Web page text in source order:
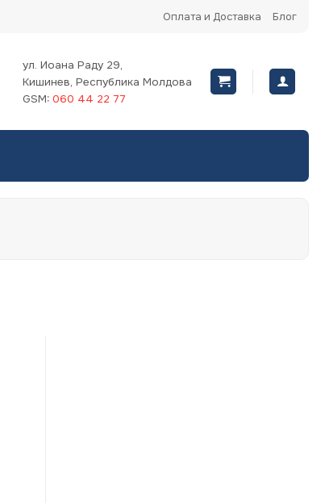
Оплата и Доставка Блог
ул. Иоана Раду 29,
Кишинев, Республика Молдова
GSM: 060 44 22 77